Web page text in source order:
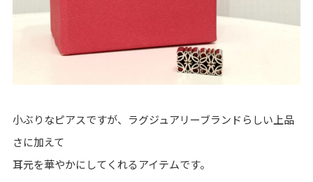
小ぶりなピアスですが、ラグジュアリーブランドらしい上品
さに加えて
耳元を華やかにしてくれるアイテムです。